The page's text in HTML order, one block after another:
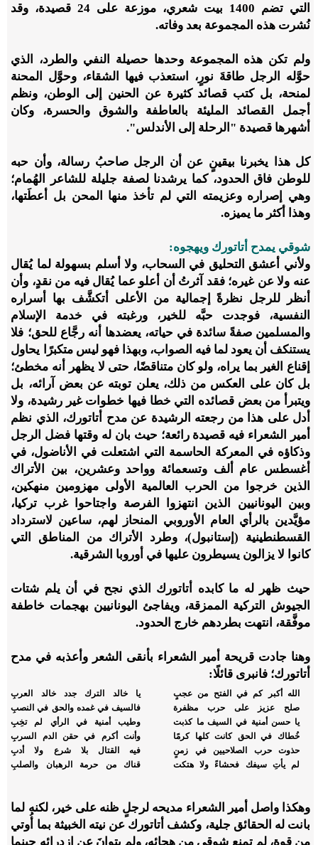
التي تضم 1400 بيت شعري، موزعة على 24 قصيدة، وقد
نُشرت هذه المجموعة بعد وفاته.
ولم تكن هذه المجموعة وحدها حصيلة النفي والطرد، الذي
حوَّله الرجل طاقةَ نورٍ، استعذب فيها الشقاء، وحوَّل المحنة
لمنحة، بل كتب قصائد كثيرة عن الحنين إلى الوطن، ونظم
أجمل القصائد المليئة بالعاطفة والشوق والحسرة، وكان
أشهرها قصيدة "الرحلة إلى الأندلس".
كل هذا يخبرنا بيقينٍ عن أن الرجل صاحبُ رسالة، وأن حبه
للوطن فاق الحدود، كما يرشدنا لصفة جليلة للشاعر الهُمام؛
وهي إصراره وعزيمته التي لم تأخذ منها المحن بل أعطَتها،
وهذا أكثر ما يميزه.
شوقي يمدح أتاتورك ويهجوه:
ولأني أعشق التحليق في السحاب، ولا أسلم بسهولة لما يُقال
عنه ولا عن غيره؛ فقد آثرتُ أن أعلو عما يُقال فيه من نقدٍ، وأن
أنظر للرجل نظرةً إجمالية من الأعلى أتكشَّف بها أسراره
النفسية، فوجدت حبَّه للخير، ورغبته في خدمة الإسلام
والمسلمين صفةً سائدة في حياته، يعضدها أنه رجَّاع للحق؛ فلا
يستنكف أن يعود لما فيه الصواب، وبهذا فهو ليس متكبرًا يحاول
إقناع الغير بما يراه، ولو كان متناقضًا، حتى لا يظهر أنه مخطئ؛
بل كان على العكس من ذلك، يعلن توبته عن بعض آرائه، بل
ويتبرأ من بعض قصائده التي خطا فيها خطوات غير رشيدة، ولا
أدل على هذا من رجعته الرشيدة عن مدح أتاتورك، الذي نظم
أمير الشعراء فيه قصيدة رائعة؛ حيث بان له وقتها فضل الرجل
وذكاؤه في المعركة الحاسمة التي اشتعلت في الأناضول، في
أغسطس عام ألف وتسعمائة وواحد وعشرين، بين الأتراك
الذين خرجوا من الحرب العالمية الأولى مهزومين منهكين،
وبين اليونانيين الذين انتهزوا الفرصة واجتاحوا غرب تركيا،
مؤيَّدين بالرأي العام الأوروبي المنحاز لهم، ساعين لاسترداد
القسطنطينية (إستانبول)، وطرد الأتراك من المناطق التي
كانوا لا يزالون يسيطرون عليها في أوروبا الشرقية.
حيث ظهر له ما كابده أتاتورك الذي نجح في أن يلم شتات
الجيوش التركية الممزقة، ويفاجئ اليونانيين بهجمات خاطفة
موفَّقة، انتهت بطردهم خارج الحدود.
وهنا جادت قريحة أمير الشعراء بأنقى الشعر وأعذبه في مدح
أتاتورك؛ فانبرى قائلًا:
الله أكبر كم في الفتح من عجبٍ
يا خالد الترك جدد خالد العربِ
صلح عزيز على حرب مظفرة
فالسيف في غمده والحق في النصبِ
يا حسن أمنية في السيف ما كذبت
وطيب أمنية في الرأي لم تخِبِ
خُطاك في الحق كانت كلها كرمًا
وأنت أكرم في حقن الدم السربِ
حذوت حرب الصلاحيين في زمنٍ
فيه القتال بلا شرع ولا أدبِ
لم يأتِ سيفك فحشاءً ولا هتكت
قناك من حرمة الرهبان والصلبِ
وهكذا واصل أمير الشعراء مديحه لرجلٍ ظنه على خير، لكنه لما
بانت له الحقائق جلية، وكشف أتاتورك عن نيته الخبيثة بما أُوتي
من قوة، لم تمنع شوقي من هجائه، ولم يتوانَ عن ازدرائه حينما